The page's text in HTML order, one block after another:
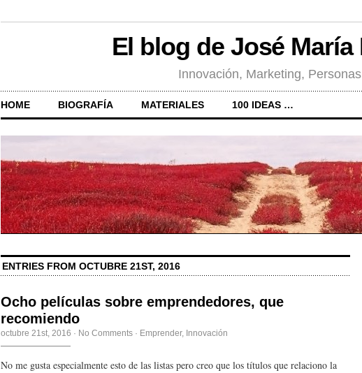
El blog de José María
Innovación, Marketing, Personas
HOME BIOGRAFÍA MATERIALES 100 IDEAS …
ENTRIES FROM OCTUBRE 21ST, 2016
Ocho películas sobre emprendedores, que
recomiendo
octubre 21st, 2016 · No Comments · Emprender, Innovación
No me gusta especialmente esto de las listas pero creo que los títulos que relaciono la